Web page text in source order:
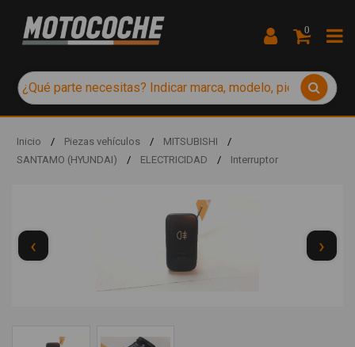
0
Inicio / Piezas vehículos / MITSUBISHI
/
SANTAMO (HYUNDAI)
/ ELECTRICIDAD / Interruptor
‹ ›